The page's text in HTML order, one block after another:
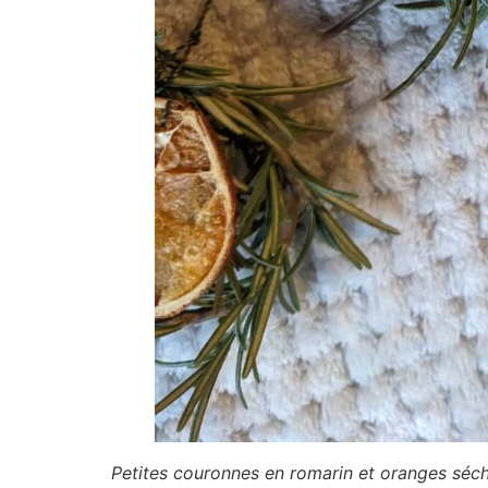
Petites couronnes en romarin et oranges